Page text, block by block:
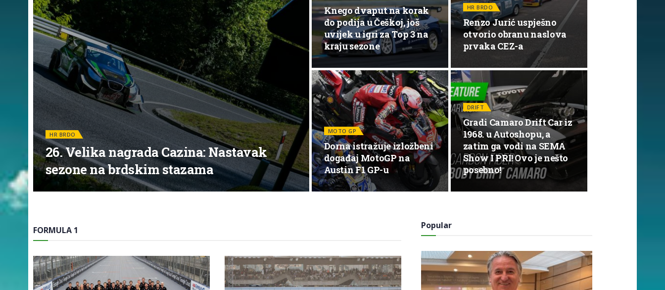
HR BRDO
26. Velika nagrada Cazina: Nastavak
sezone na brdskim stazama
Knego dvaput na korak
do podija u Češkoj, još
uvijek u igri za Top 3 na
kraju sezone
HR BRDO
Renzo Jurić uspješno
otvorio obranu naslova
prvaka CEZ-a
MOTO GP
Dorna istražuje izložbeni
događaj MotoGP na
Austin F1 GP-u
DRIFT
Gradi Camaro Drift Car iz
1968. u Autoshopu, a
zatim ga vodi na SEMA
Show I PRI! Ovo je nešto
posebno!
FORMULA 1 Popular